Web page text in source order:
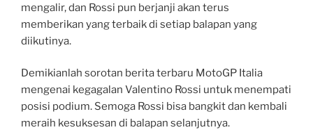
mengalir, dan Rossi pun berjanji akan terus
memberikan yang terbaik di setiap balapan yang
diikutinya.
Demikianlah sorotan berita terbaru MotoGP Italia
mengenai kegagalan Valentino Rossi untuk menempati
posisi podium. Semoga Rossi bisa bangkit dan kembali
meraih kesuksesan di balapan selanjutnya.